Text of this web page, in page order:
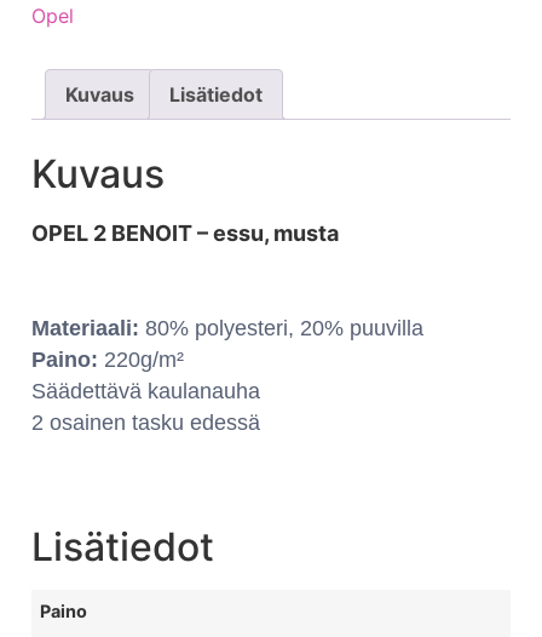
Opel
Kuvaus Lisätiedot
Kuvaus
OPEL 2 BENOIT – essu, musta
Materiaali: 80% polyesteri, 20% puuvilla
Paino: 220g/m²
Säädettävä kaulanauha
2 osainen tasku edessä
Lisätiedot
Paino